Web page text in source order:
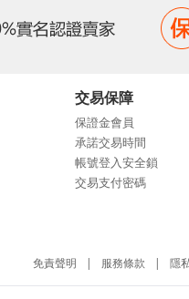
交易保障
保證金會員
承諾交易時間
帳號登入安全鎖
交易支付密碼
免責聲明 | 服務條款 | 隱